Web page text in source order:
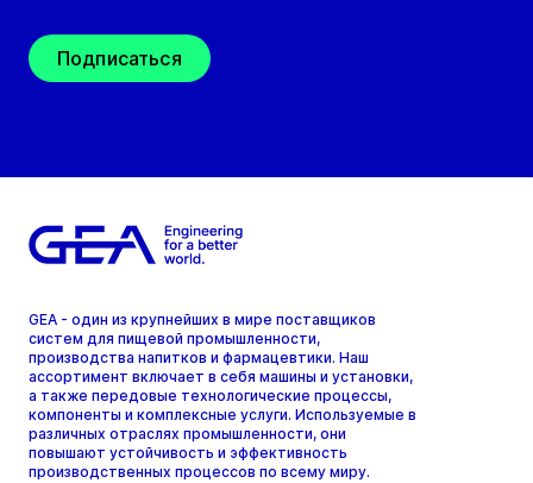
Подписаться
GEA - один из крупнейших в мире поставщиков
систем для пищевой промышленности,
производства напитков и фармацевтики. Наш
ассортимент включает в себя машины и установки,
а также передовые технологические процессы,
компоненты и комплексные услуги. Используемые в
различных отраслях промышленности, они
повышают устойчивость и эффективность
производственных процессов по всему миру.